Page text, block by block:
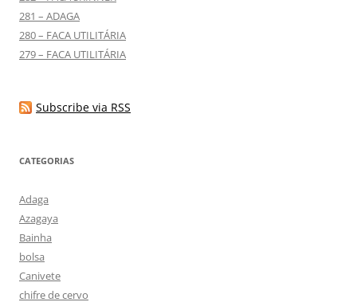
281 – ADAGA
280 – FACA UTILITÁRIA
279 – FACA UTILITÁRIA
Subscribe via RSS
CATEGORIAS
Adaga
Azagaya
Bainha
bolsa
Canivete
chifre de cervo